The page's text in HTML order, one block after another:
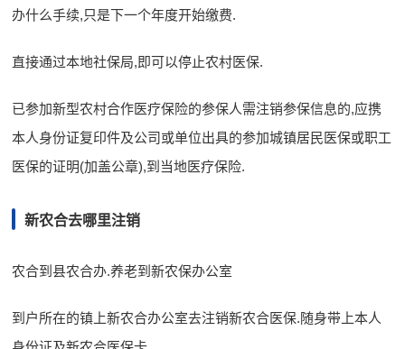
办什么手续,只是下一个年度开始缴费.
直接通过本地社保局,即可以停止农村医保.
已参加新型农村合作医疗保险的参保人需注销参保信息的,应携
本人身份证复印件及公司或单位出具的参加城镇居民医保或职工
医保的证明(加盖公章),到当地医疗保险.
新农合去哪里注销
农合到县农合办.养老到新农保办公室
到户所在的镇上新农合办公室去注销新农合医保.随身带上本人